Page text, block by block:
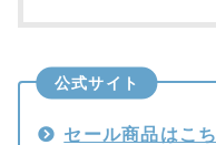
公式サイト
セール商品はこ